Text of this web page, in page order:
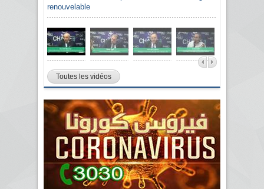
renouvelable
Toutes les vidéos